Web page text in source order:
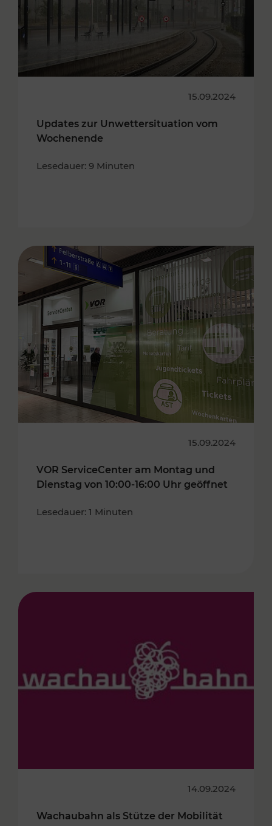
15.09.2024
Updates zur Unwettersituation vom
Wochenende
Lesedauer: 9 Minuten
15.09.2024
VOR ServiceCenter am Montag und
Dienstag von 10:00-16:00 Uhr geöffnet
Lesedauer: 1 Minuten
14.09.2024
Wachaubahn als Stütze der Mobilität